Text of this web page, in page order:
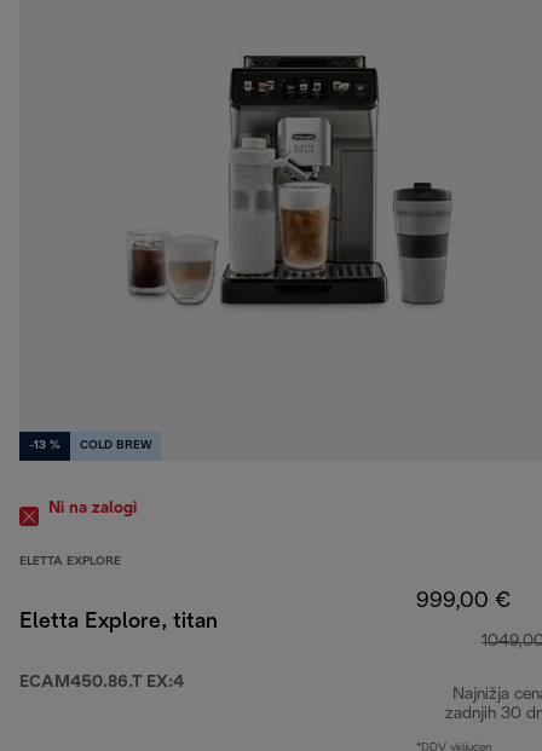
-13 % COLD BREW
Ni na zalogi
ELETTA EXPLORE
Eletta Explore, titan
ECAM450.86.T EX:4
999,00 €
Najnižja
zadnjih 30
*DDV vključen